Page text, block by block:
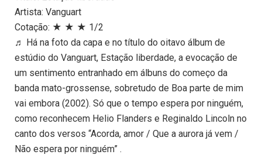
Artista: Vanguart
Cotação: ★ ★ ★ 1/2
♬ Há na foto da capa e no título do oitavo álbum de
estúdio do Vanguart, Estação liberdade, a evocação de
um sentimento entranhado em álbuns do começo da
banda mato-grossense, sobretudo de Boa parte de mim
vai embora (2002). Só que o tempo espera por ninguém,
como reconhecem Helio Flanders e Reginaldo Lincoln no
canto dos versos “Acorda, amor / Que a aurora já vem /
Não espera por ninguém” .